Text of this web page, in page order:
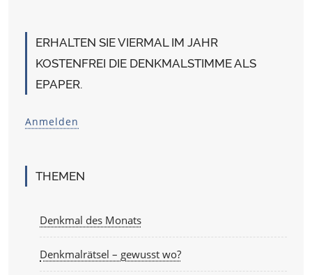
ERHALTEN SIE VIERMAL IM JAHR
KOSTENFREI DIE DENKMALSTIMME ALS
EPAPER.
Anmelden
THEMEN
Denkmal des Monats
Denkmalrätsel – gewusst wo?